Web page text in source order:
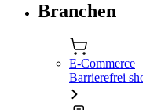
Branchen
E-Commerce
Barrierefrei